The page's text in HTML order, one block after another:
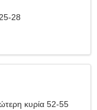
28
κυρία 52-55